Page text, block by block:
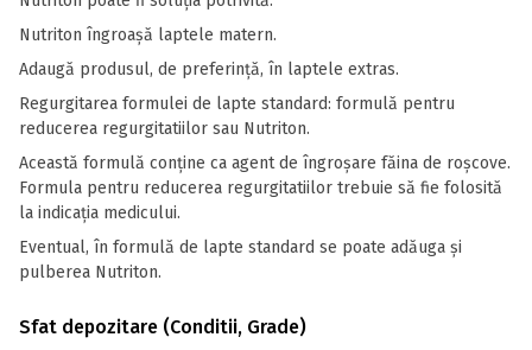
Nutriton îngroașă laptele matern.
Adaugă produsul, de preferință, în laptele extras.
Regurgitarea formulei de lapte standard: formulă pentru
reducerea regurgitatiilor sau Nutriton.
Această formulă conține ca agent de îngroșare făina de roșcove.
Formula pentru reducerea regurgitatiilor trebuie să fie folosită
la indicația medicului.
Eventual, în formulă de lapte standard se poate adăuga și
pulberea Nutriton.
Sfat depozitare (Conditii, Grade)